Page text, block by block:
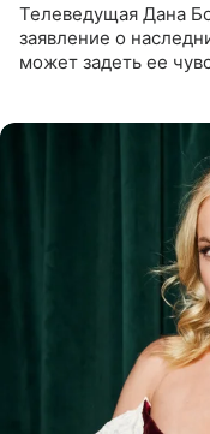
Телеведущая Дана
заявление о
может задеть ее